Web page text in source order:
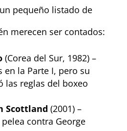
pequeño listado de
merecen ser contados:
(Corea del Sur, 1982) –
en la Parte I, pero su
las reglas del boxeo
Scottland (2001) –
contra George